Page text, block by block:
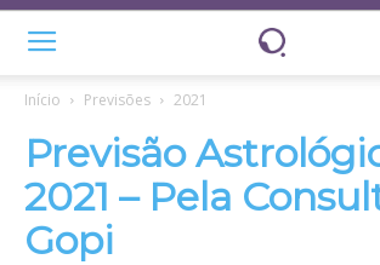
Início Previsões 2021
Previsão
2021 – Pela
Gopi